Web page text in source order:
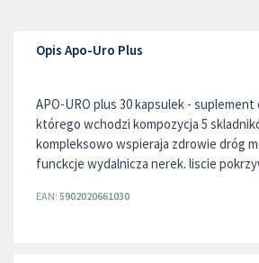
Opis Apo-Uro Plus
APO-URO plus 30 kapsulek -
którego wchodzi kompozycja 5
kompleksowo wspieraja zdrowie dróg
funckcje wydalnicza nerek. liscie
EAN: 5902020661030